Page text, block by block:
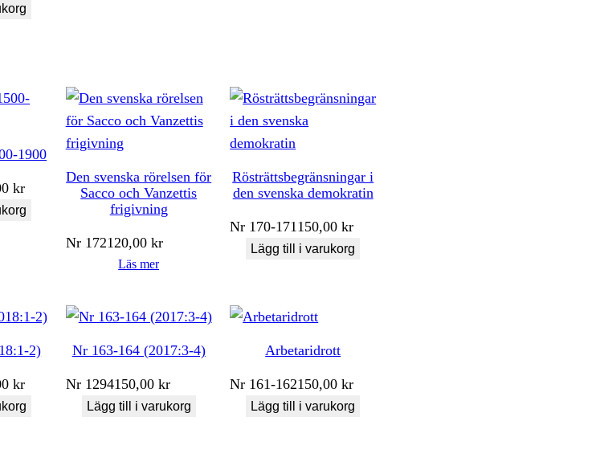
1900
kr
Den svenska rörelsen för
Sacco och Vanzettis
frigivning
Nr 172120,00 kr
Läs mer
Rösträttsbegränsningar i
den svenska demokratin
Nr 170-171150,00kr
Lägg till i varukorg
2)
kr
Nr 163-164 (2017:3-4)
Nr 1294150,00 kr
Lägg till i varukorg
Arbetaridrott
Nr 161-162150,00kr
Lägg till i varukorg